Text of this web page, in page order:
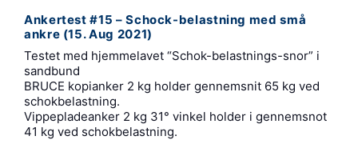
Ankertest #15 – Schock-belastning med små
ankre (15. Aug 2021)
Testet med hjemmelavet “Schok-belastnings-snor” i
sandbund
BRUCE kopianker 2 kg holder gennemsnit 65 kg ved
schokbelastning.
Vippepladeanker 2 kg 31° vinkel holder i gennemsnot
41 kg ved schokbelastning.